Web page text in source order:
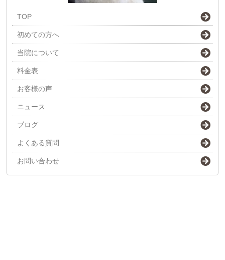
TOP
初めての方へ
当院について
料金表
お客様の声
ニュース
ブログ
よくある質問
お問い合わせ